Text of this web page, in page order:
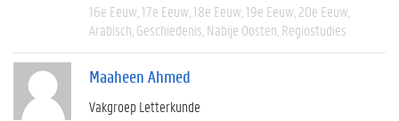
16e Eeuw 17e Eeuw 18e Eeuw 19e Eeuw 20e Eeuw
Arabisch Geschiedenis Nabije Oosten Regiostudies
Maaheen Ahmed
Vakgroep Letterkunde